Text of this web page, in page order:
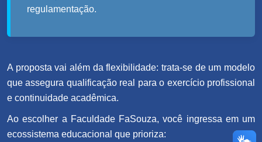
regulamentação.
A proposta vai além da flexibilidade: trata-se de um modelo
que assegura qualificação real para o exercício profissional
e continuidade acadêmica.
Ao escolher a Faculdade FaSouza, você ingressa em um
ecossistema educacional que prioriza: